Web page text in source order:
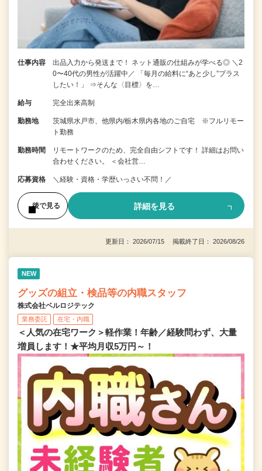
仕事内容
出品入力から発送まで！ ネット通販の仕組みが学べる◎ ＼2
0〜40代の男性が活躍中／ 「毎月の給料に“あと少し”プラス
したい！」 ⇒そんな〈目標〉を…
給与 完全出来高制
勤務地
茨城県水戸市、他県内/栃木県内各地のご自宅 ※フルリモー
ト勤務
勤務時間
リモートワークのため、完全自由シフトです！ 詳細はお問い
合わせください。 ＜会社営…
応募資格 ＼経験・資格・学歴いっさい不問！／
後で見る 詳細を見る
更新日： 2026/07/15 掲載終了日： 2026/08/26
NEW
グッズの組立・検品等の内職スタッフ
株式会社ベルロジテック
業務委託 在宅・内職
＜人気の在宅ワーク＞軽作業！年齢／経験問わず、大量
増員します！★平均月収5万円～！